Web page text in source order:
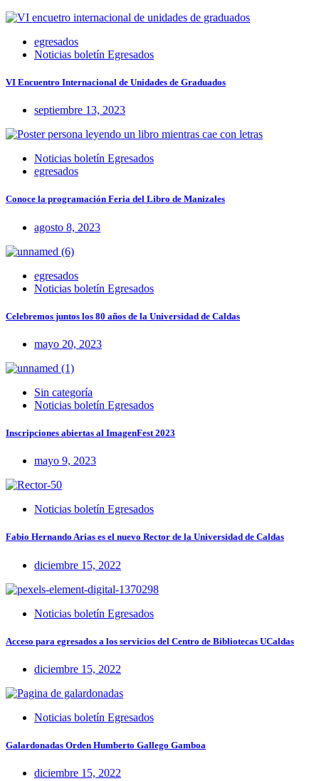
egresados
Noticias boletín Egresados
VI Encuentro Internacional de Unidades de Graduados
septiembre 13, 2023
Noticias boletín Egresados
egresados
Conoce la programación Feria del Libro de Manizales
agosto 8, 2023
egresados
Noticias boletín Egresados
Celebremos juntos los 80 años de la Universidad de Caldas
mayo 20, 2023
Sin categoría
Noticias boletín Egresados
Inscripciones abiertas al ImagenFest 2023
mayo 9, 2023
Noticias boletín Egresados
Fabio Hernando Arias es el nuevo Rector de la Universidad de Caldas
diciembre 15, 2022
Noticias boletín Egresados
Acceso para egresados a los servicios del Centro de Bibliotecas UCaldas
diciembre 15, 2022
Noticias boletín Egresados
Galardonadas Orden Humberto Gallego Gamboa
diciembre 15, 2022